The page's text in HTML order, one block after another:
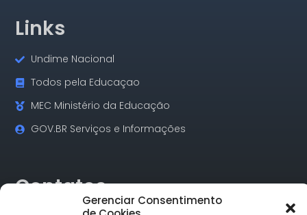
Gerenciar Consentimento
Links
Undime Nacional
Todos pela Educaçao
MEC Ministério da Educação
GOV.BR Serviços e Informações
Contatos